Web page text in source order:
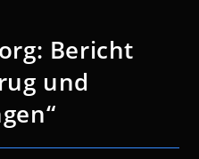
Bericht
und